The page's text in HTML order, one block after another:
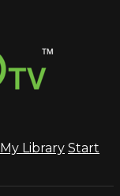
My Library Start